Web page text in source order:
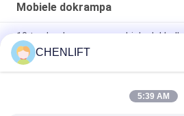
Mobiele dokrampa
10 ton laadvermogen mobiele
Mobiele laadklep met grote
verplaatsbare dock leveller
Containerlaadhelling met capaciteit
CHENLIFT
5:39 AM